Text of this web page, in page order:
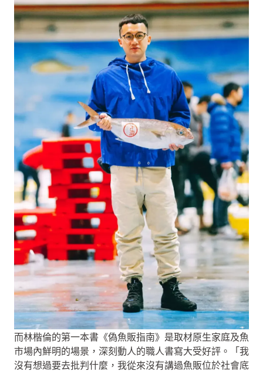
而林楷倫的第一本書《偽魚販指南》是取材原生家庭及魚
市場內鮮明的場景，深刻動人的職人書寫大受好評。「我
沒有想過要去批判什麼，我從來沒有講過魚販位於社會底